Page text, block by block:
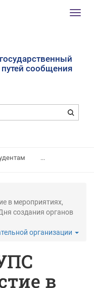
путей сообщения
...
в мероприятиях,
создания органов
организации
в